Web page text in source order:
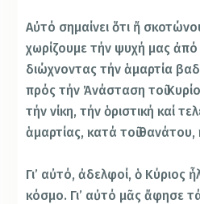
Αὐτό σημαίνει ὅτι ἤ
χωρίζουμε τήν ψυχή μας
διώχνοντας τήν ἁμαρτία
πρός τήν Ἀνάσταση τοῦ
τήν νίκη, τήν ὁριστική καί
ἁμαρτίας, κατά τοῦ θανάτου,
Γι’ αὐτό, ἀδελφοί, ὁ Κύριος
κόσμο. Γι’ αὐτό μᾶς ἄφησε